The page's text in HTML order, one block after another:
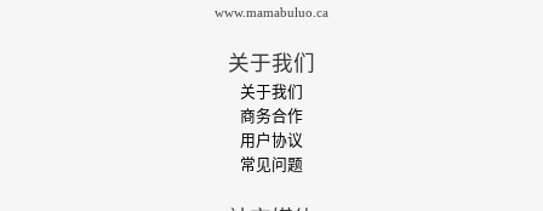
www.mamabuluo.ca
关于我们
关于我们
商务合作
用户协议
常见问题